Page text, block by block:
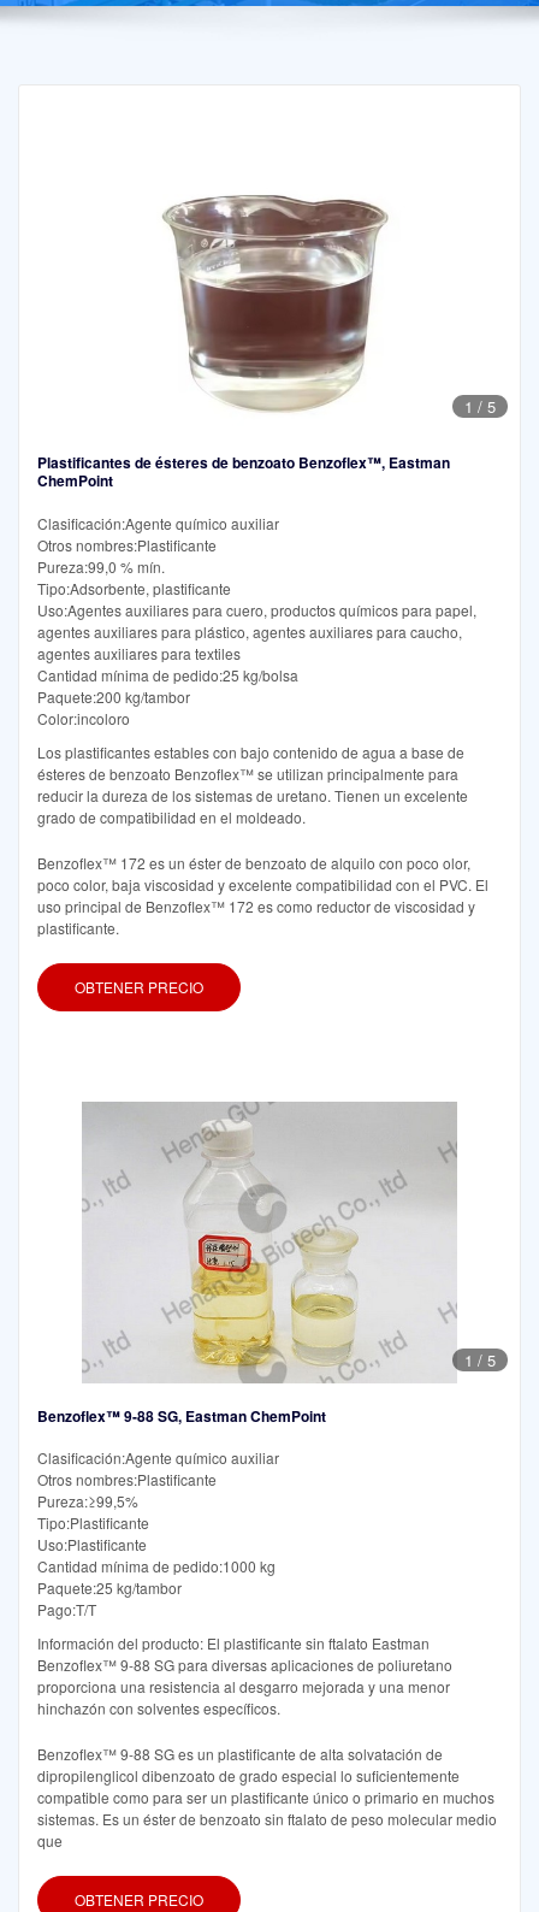
1 / 5
Plastificantes de ésteres de benzoato Benzoflex™, Eastman
ChemPoint
Clasificación:Agente químico auxiliar
Otros nombres:Plastificante
Pureza:99,0 % mín.
Tipo:Adsorbente, plastificante
Uso:Agentes auxiliares para cuero, productos químicos para papel,
agentes auxiliares para plástico, agentes auxiliares para caucho,
agentes auxiliares para textiles
Cantidad mínima de pedido:25 kg/bolsa
Paquete:200 kg/tambor
Color:incoloro
Los plastificantes estables con bajo contenido de agua a base de
ésteres de benzoato Benzoflex™ se utilizan principalmente para
reducir la dureza de los sistemas de uretano. Tienen un excelente
grado de compatibilidad en el moldeado.
Benzoflex™ 172 es un éster de benzoato de alquilo con poco olor,
poco color, baja viscosidad y excelente compatibilidad con el PVC. El
uso principal de Benzoflex™ 172 es como reductor de viscosidad y
plastificante.
OBTENER PRECIO
1 / 5
Benzoflex™ 9-88 SG, Eastman ChemPoint
Clasificación:Agente químico auxiliar
Otros nombres:Plastificante
Pureza:≥99,5%
Tipo:Plastificante
Uso:Plastificante
Cantidad mínima de pedido:1000 kg
Paquete:25 kg/tambor
Pago:T/T
Información del producto: El plastificante sin ftalato Eastman
Benzoflex™ 9-88 SG para diversas aplicaciones de poliuretano
proporciona una resistencia al desgarro mejorada y una menor
hinchazón con solventes específicos.
Benzoflex™ 9-88 SG es un plastificante de alta solvatación de
dipropilenglicol dibenzoato de grado especial lo suficientemente
compatible como para ser un plastificante único o primario en muchos
sistemas. Es un éster de benzoato sin ftalato de peso molecular medio
que
OBTENER PRECIO